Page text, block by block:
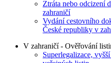
Ztráta nebo odcizení
zahraničí
Vydání cestovního
České republiky v
V zahraničí - Ověřování
Superlegalizace,